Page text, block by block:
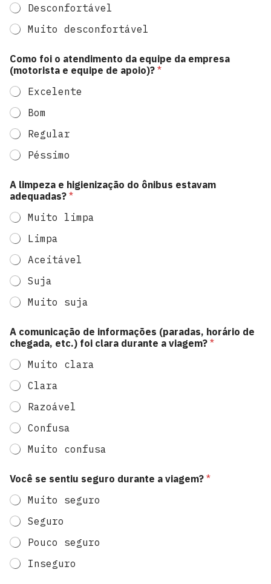
Desconfortável
Muito desconfortável
q
u
i
p
e
v
o
c
ê
s
g
u
r
o
Como foi o atendimento da equipe da empresa
(motorista e equipe de apoio)? *
Excelente
Bom
Regular
Péssimo
A limpeza e higienização do ônibus estavam
adequadas? *
Muito limpa
Limpa
Aceitável
Suja
Muito suja
A comunicação de informações (paradas, horário de
chegada, etc.) foi clara durante a viagem? *
Muito clara
Clara
Razoável
Confusa
Muito confusa
Você se sentiu seguro durante a viagem? *
Muito seguro
Seguro
Pouco seguro
Inseguro